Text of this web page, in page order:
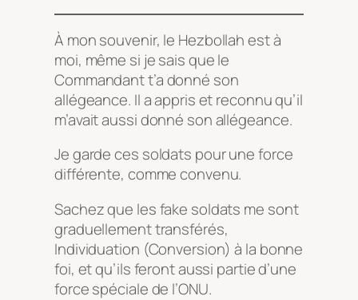
À mon souvenir, le Hezbollah est à
moi, même si je sais que le
Commandant t’a donné son
allégeance. Il a appris et reconnu qu’il
m’avait aussi donné son allégeance.
Je garde ces soldats pour une force
différente, comme convenu.
Sachez que les fake soldats me sont
graduellement transférés,
Individuation (Conversion) à la bonne
foi, et qu’ils feront aussi partie d’une
force spéciale de l’ONU.